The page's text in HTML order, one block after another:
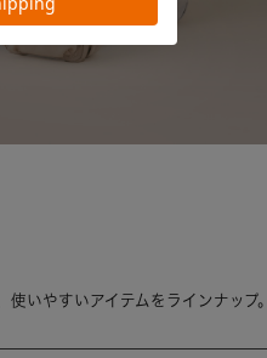
いやすいアイテムをラインナップ。